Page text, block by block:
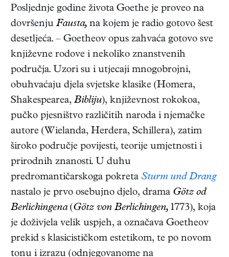
Posljednje godine života Goethe je proveo na
dovršenju Fausta, na kojem je radio gotovo šest
desetljeća. – Goetheov opus zahvaća gotovo sve
književne rodove i nekoliko znanstvenih
područja. Uzori su i utjecaji mnogobrojni,
obuhvaćaju djela svjetske klasike (Homera,
Shakespearea, Bibliju), književnost rokokoa,
pučko pjesništvo različitih naroda i njemačke
autore (Wielanda, Herdera, Schillera), zatim
široko područje povijesti, teorije umjetnosti i
prirodnih znanosti. U duhu
predromantičarskoga pokreta Sturm und Drang
nastalo je prvo osebujno djelo, drama Götz od
Berlichingena(Götz von Berlichingen, 1773), koja
je doživjela velik uspjeh, a označava Goetheov
prekid s klasicističkom estetikom, te po novom
tonu i izrazu (odnjegovanome na